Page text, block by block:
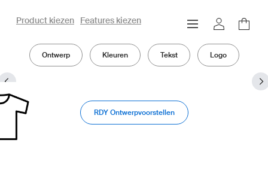
owayo 3D configurator
Product kiezen Features kiezen
Ontwerp Kleuren Tekst Logo
RDY Ontwerpvoorstellen